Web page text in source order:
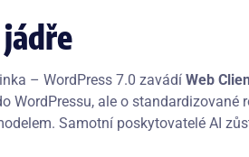
– WordPress 7.0 zavádí Web
WordPressu, ale o
Samotní poskytovatelé AI